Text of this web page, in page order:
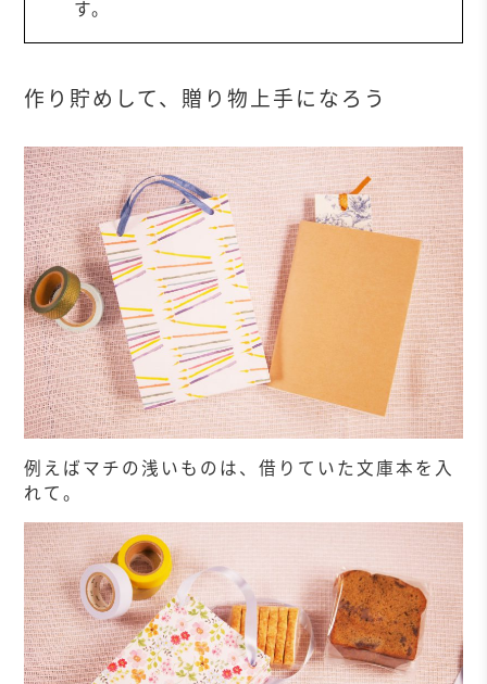
す。
作り貯めして、贈り物上手になろう
例えばマチの浅いものは、借りていた文庫本を入
れて。